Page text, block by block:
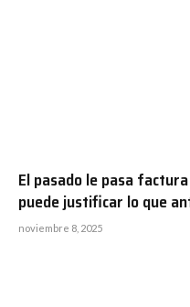
El pasado le pasa
puede justificar lo que
noviembre 8, 2025